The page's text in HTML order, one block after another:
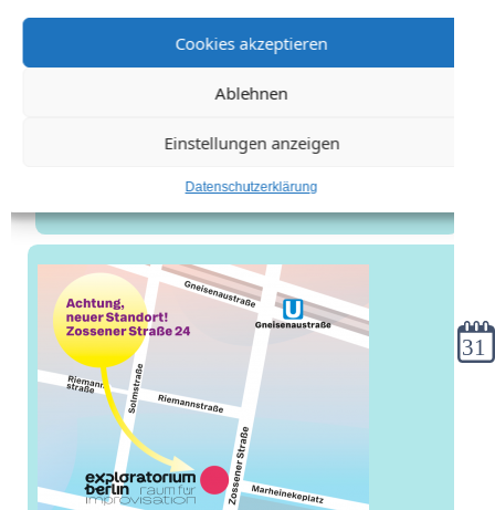
Cookies akzeptieren
Ablehnen
Einstellungen anzeigen
Datenschutzerklärung